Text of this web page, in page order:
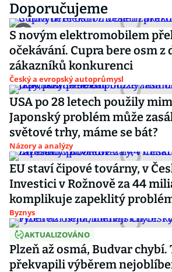
Doporučujeme
S novým elektromobilem
očekávání. Cupra bere osm z
zákazníků konkurenci
Český a evropský autoprůmysl
USA po 28 letech použily
Japonský problém může
světové trhy, máme se bát?
Názory a analýzy
EU staví čipové továrny, v
Investici v Rožnově za 44
komplikuje zapeklitý
Byznys
AKTUALIZOVÁNO
Plzeň až osmá, Budvar
překvapili výběrem